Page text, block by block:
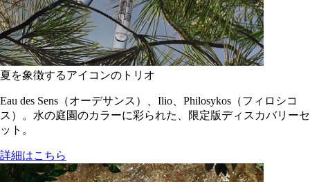
夏を象徴するアイコンのトリオ
Eau des Sens（オーデサンス）、Ilio、Philosykos（フィロシコ
ス）。水の庭園のカラーに彩られた、限定版ディスカバリーセ
ット。
詳細はこちら